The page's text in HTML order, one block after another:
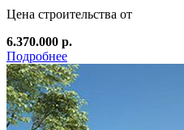
Цена строительства от
6.370.000 р.
Подробнее